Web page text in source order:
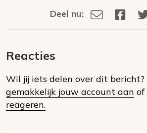
Deel
social
Deel nu:
Deel
Deel
Reacties
Wil jij iets delen over dit bericht?
gemakkelijk jouw account aan of
reageren.